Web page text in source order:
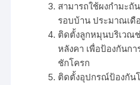
สามารถใช้ผงกำมะถั
รอบบ้าน ประมาณเดื
ติดตั้งลูกหมุนบริเวณ
หลังคา เพื่อป้องกันกา
ชักโครก
ติดตั้งอุปกรณ์ป้องกัน